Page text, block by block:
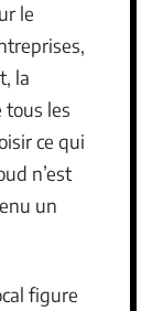
le
la
tous les
ce qui
n’est
un
figure